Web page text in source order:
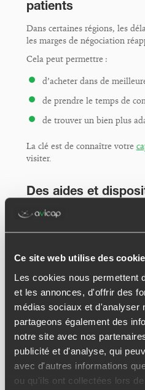
Ce site web utilise des
Les cookies nous permettent
et les annonces, d'offrir des
médias sociaux et d'analyser
partageons également des
notre site avec nos
publicité et d'analyse, qui
avec d'autres informations
ou qu'ils ont collectées lors
patients
Dans certaines régions, les
les marges de négociation
Cela peut permettre :
d’acheter dans de
de prendre le temps de
de trouver un bien plus
La clé est de connaître votre
visiter.
Des aides et
Les dispositifs pour relancer
régulièrement : aides locales,
Beaucoup passent inaperçus,
Un accompagnement permet
auxquelles vous pouvez
Le bon moment
votre situation
On cherche souvent « le bon
réalité, il dépend surtout de